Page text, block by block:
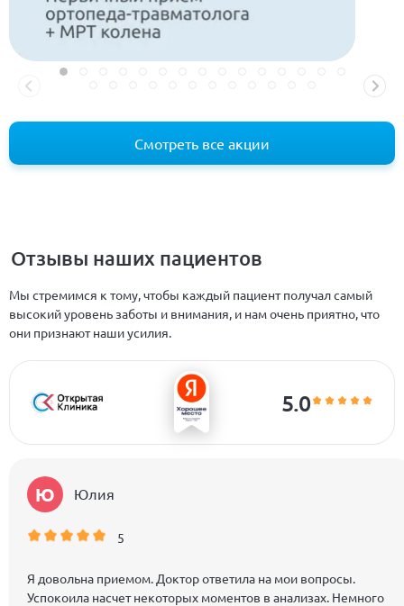
Смотреть все акции
Отзывы наших пациентов
Мы стремимся к тому, чтобы каждый пациент получал самый
высокий уровень заботы и внимания, и нам очень приятно, что
они признают наши усилия.
5.0
Ю Юлия
5
Я довольна приемом. Доктор ответила на мои вопросы.
Успокоила насчет некоторых моментов в анализах. Немного